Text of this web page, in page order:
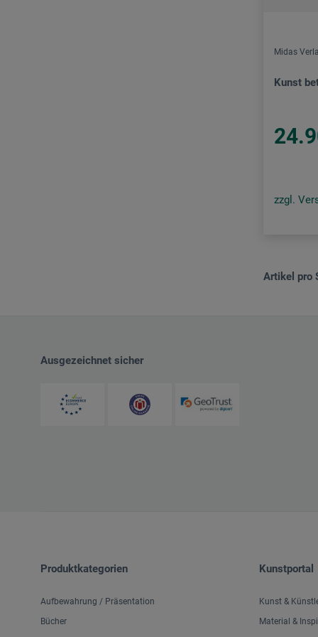
Midas
Kunst
zzgl.
Artikel pro
Ausgezeichnet sicher
Produktkategorien
Aufbewahrung / Präsentation
Bücher
Kunstportal
Kunst &
Material &